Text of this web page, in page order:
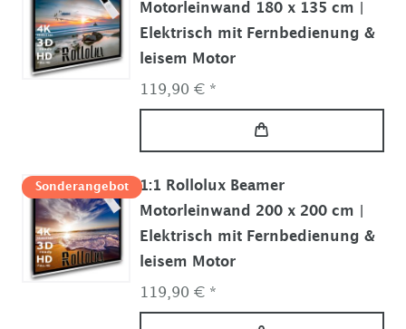
Motorleinwand 180 x 135 cm |
Elektrisch mit Fernbedienung &
leisem Motor
119,90 € *
Sonderangebot
1:1 Rollolux Beamer
Motorleinwand 200 x 200 cm |
Elektrisch mit Fernbedienung &
leisem Motor
119,90 € *